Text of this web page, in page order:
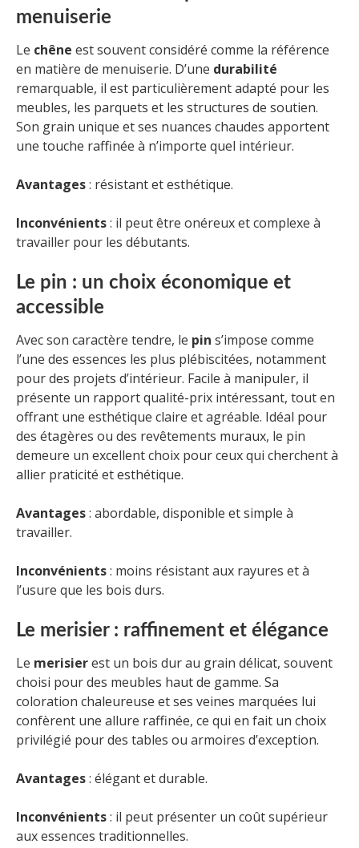
menuiserie
Le chêne est souvent considéré comme la référence
en matière de menuiserie. D’une durabilité
remarquable, il est particulièrement adapté pour les
meubles, les parquets et les structures de soutien.
Son grain unique et ses nuances chaudes apportent
une touche raffinée à n’importe quel intérieur.
Avantages: résistant et esthétique.
Inconvénients: il peut être onéreux et complexe à
travailler pour les débutants.
Le pin : un choix économique et
accessible
Avec son caractère tendre, le pin s’impose comme
l’une des essences les plus plébiscitées, notamment
pour des projets d’intérieur. Facile à manipuler, il
présente un rapport qualité-prix intéressant, tout en
offrant une esthétique claire et agréable. Idéal pour
des étagères ou des revêtements muraux, le pin
demeure un excellent choix pour ceux qui cherchent à
allier praticité et esthétique.
Avantages: abordable, disponible et simple à
travailler.
Inconvénients: moins résistant aux rayures et à
l’usure que les bois durs.
Le merisier : raffinement et élégance
Le merisierest un bois dur au grain délicat, souvent
choisi pour des meubles haut de gamme. Sa
coloration chaleureuse et ses veines marquées lui
confèrent une allure raffinée, ce qui en fait un choix
privilégié pour des tables ou armoires d’exception.
Avantages: élégant et durable.
Inconvénients: il peut présenter un coût supérieur
aux essences traditionnelles.